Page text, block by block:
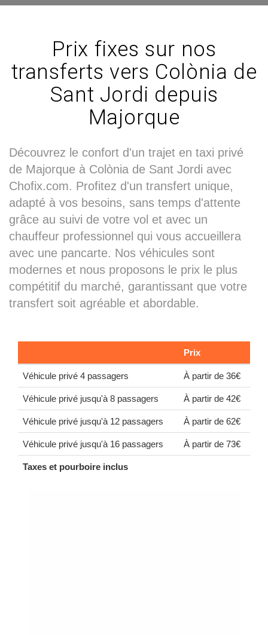
Prix fixes sur nos
transferts vers Colònia de
Sant Jordi depuis
Majorque
Découvrez le confort d'un trajet en taxi privé
de Majorque à Colònia de Sant Jordi avec
Chofix.com. Profitez d'un transfert unique,
adapté à vos besoins, sans temps d'attente
grâce au suivi de votre vol et avec un
chauffeur professionnel qui vous accueillera
avec une pancarte. Nos véhicules sont
modernes et nous proposons le prix le plus
compétitif du marché, garantissant que votre
transfert soit agréable et abordable.
Prix
Véhicule privé 4 passagers À partir de 36€
Véhicule privé jusqu'à 8 passagers À partir de 42€
Véhicule privé jusqu'à 12 passagers À partir de 62€
Véhicule privé jusqu'à 16 passagers À partir de 73€
Taxes et pourboire inclus